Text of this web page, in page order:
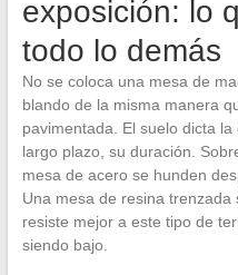
exposición: lo
todo lo demás
No se coloca una mesa de
blando de la misma manera
pavimentada. El suelo dicta
largo plazo, su duración.
mesa de acero se hunden
Una mesa de resina
resiste mejor a este tipo de
siendo bajo.